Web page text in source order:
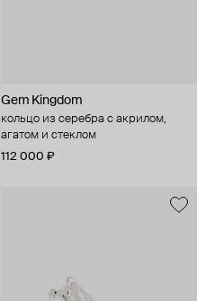
Gem Kingdom
кольцо из серебра с акрилом,
агатом и стеклом
112 000 ₽